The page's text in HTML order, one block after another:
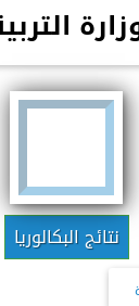
نتائج البكالوريا